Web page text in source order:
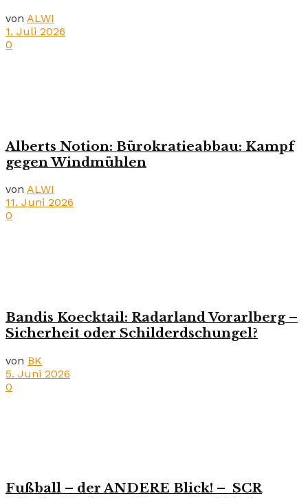
von ALWI
1. Juli 2026
0
Alberts Notion: Bürokratieabbau: Kampf
gegen Windmühlen
von ALWI
11. Juni 2026
0
Bandis Koecktail: Radarland Vorarlberg –
Sicherheit oder Schilderdschungel?
von BK
5. Juni 2026
0
Fußball – der ANDERE Blick! – SCR